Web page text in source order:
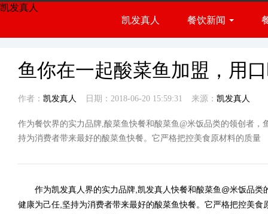
凯发真人
凯发真人
餐饮新闻
行业资讯
鱼你在一起酸菜鱼加盟，用
作者： 凯发真人 日期：2018-06-20 15:59:31 来源： 凯发真人
作为餐饮界的实力品牌,酸菜鱼快餐和酸菜鱼@米饭品类的领创者
持为消费者带来最好的酸菜鱼快餐。它严格把控美食原材料的质量
作为凯发真人界的实力品牌, 凯发真人快餐和酸菜鱼@米饭品类
健康为己任,坚持为消费者带来最好的酸菜鱼快餐。它严格把控美